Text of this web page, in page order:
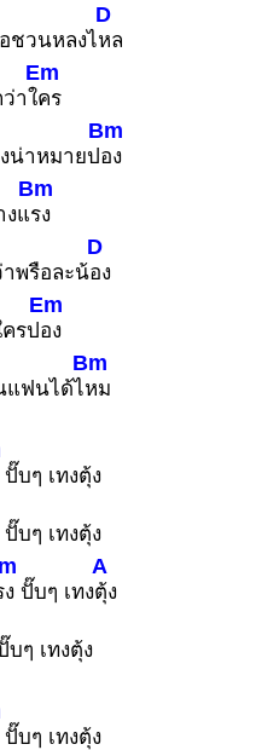
ชวนหลงไ
D
หล
าใ
Em
คร
น่าหมายป
Bm
อง
งแ
Bm
รง
พรือละน้
D
อง
รป
Em
อง
แฟนได้ไ
Bm
หม
ปั๊บๆ เทงตุ้ง
ปั๊บๆ เทงตุ้ง
ง ปั๊บๆ เทง
A
ตุ้ง
บๆ เทงตุ้ง
ปั๊บๆ เทงตุ้ง